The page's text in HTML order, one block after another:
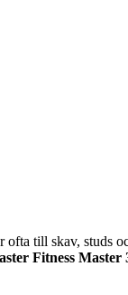
till skav, studs
Fitness Master